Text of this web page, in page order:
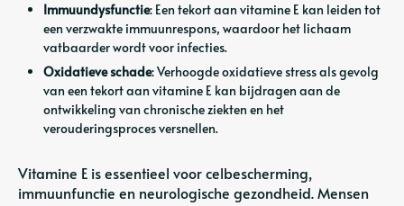
Immuundysfunctie: Een tekort aan vitamine E kan leiden tot
een verzwakte immuunrespons, waardoor het lichaam
vatbaarder wordt voor infecties.
Oxidatieve schade: Verhoogde oxidatieve stress als gevolg
van een tekort aan vitamine E kan bijdragen aan de
ontwikkeling van chronische ziekten en het
verouderingsproces versnellen.
Vitamine E is essentieel voor celbescherming,
immuunfunctie en neurologische gezondheid. Mensen